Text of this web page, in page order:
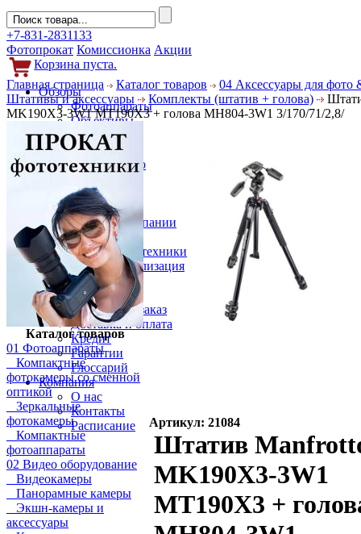
+7-831-2831133
Фотопрокат Комиссионка Акции
Корзина пуста.
Обзоры
Фотоаппараты
Объективы
Фильтры
Новости
Фото и видео
Аксессуары
Слухи
Новости компании
Услуги
Прокат фототехники
Выкуп и реализация
Покупателям
Акции
Как сделать заказ
Доставка и оплата
Кредит
Гарантии
Глоссарий
Компания
О нас
Контакты
Расписание
Главная страница Каталог товаров
04 Аксессуары для фото
Штативы и аксессуары
Комплекты (штатив + голова)
MK190X3-3W1 MT190X3 + голова MH804-3W1 3/170/71/2,8/
Каталог товаров
01 Фотоаппараты
Компактные
фотокамеры со сменной
оптикой
Зеркальные
фотокамеры
Компактные
фотоаппараты
02 Видео оборудование
Видеокамеры
Панорамные камеры
Экшн-камеры и
аксессуары
Артикул: 21084
Штатив
MK190X3-3W1
MT190X3 +